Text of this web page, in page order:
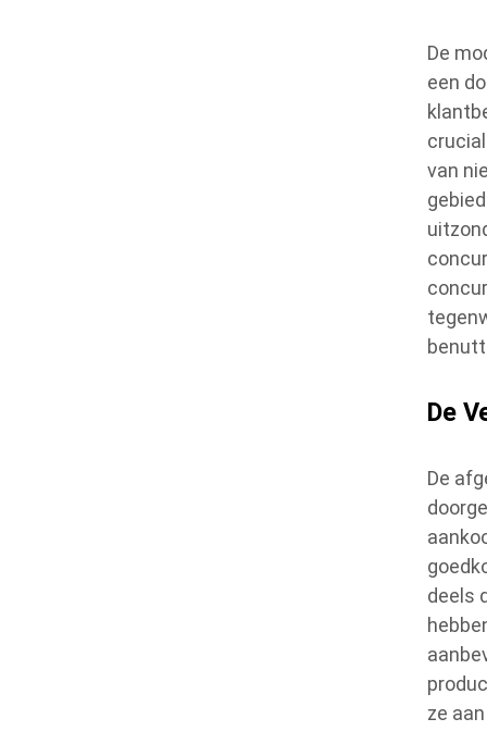
De
een
van
De
De
deels
ze